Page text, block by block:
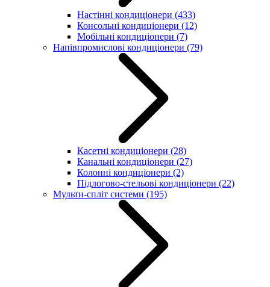
Настінні кондиціонери (433)
Консольні кондиціонери (12)
Мобільні кондиціонери (7)
Напівпромислові кондиціонери (79)
Касетні кондиціонери (28)
Канальні кондиціонери (27)
Колонні кондиціонери (2)
Підлогово-стельові кондиціонери (22)
Мульти-спліт системи (195)